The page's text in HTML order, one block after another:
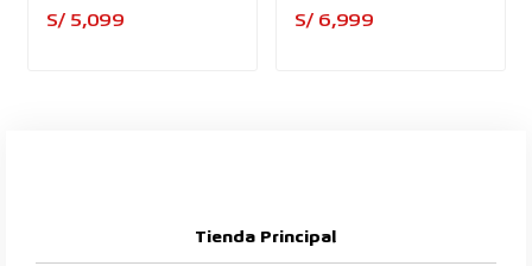
Ryzen 5 7235HS
S/ 5,099
Ryxzen 7 260
S/ 6,999
Tienda Principal